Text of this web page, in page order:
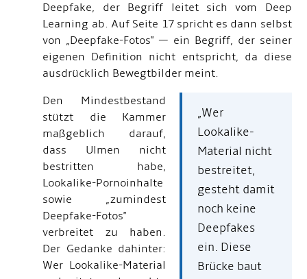
Deepfake, der Begriff leitet sich vom Deep
Learning ab. Auf Seite 17 spricht es dann selbst
von „Deepfake-Fotos" — ein Begriff, der seiner
eigenen Definition nicht entspricht, da diese
ausdrücklich Bewegtbilder meint.
„Wer
Lookalike-
Material nicht
bestreitet,
gesteht damit
noch keine
Deepfakes
ein. Diese
Brücke baut
Den Mindestbestand
stützt die Kammer
maßgeblich darauf,
dass Ulmen nicht
bestritten habe,
Lookalike-Pornoinhalte
sowie „zumindest
Deepfake-Fotos"
verbreitet zu haben.
Der Gedanke dahinter:
Wer Lookalike-Material